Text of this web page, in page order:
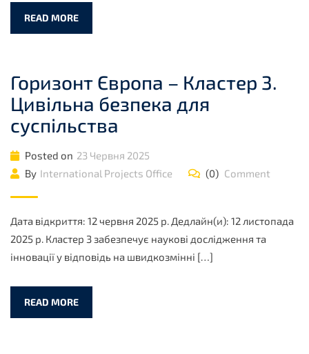
READ MORE
Горизонт Європа – Кластер 3.
Цивільна безпека для
суспільства
Posted on 23 Червня 2025
By International Projects Office (0) Comment
Дата відкриття: 12 червня 2025 р. Дедлайн(и): 12 листопада
2025 р. Кластер 3 забезпечує наукові дослідження та
інновації у відповідь на швидкозмінні […]
READ MORE